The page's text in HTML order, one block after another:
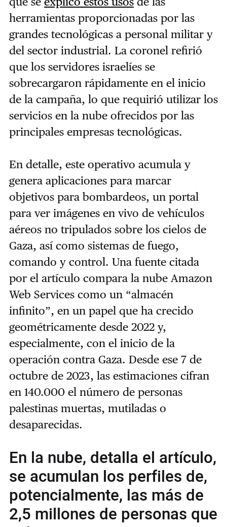
herramientas proporcionadas por las
grandes tecnológicas a personal militar y
del sector industrial. La coronel refirió
que los servidores israelíes se
sobrecargaron rápidamente en el inicio
de la campaña, lo que requirió utilizar los
servicios en la nube ofrecidos por las
principales empresas tecnológicas.
En detalle, este operativo acumula y
genera aplicaciones para marcar
objetivos para bombardeos, un portal
para ver imágenes en vivo de vehículos
aéreos no tripulados sobre los cielos de
Gaza, así como sistemas de fuego,
comando y control. Una fuente citada
por el artículo compara la nube Amazon
Web Services como un “almacén
infinito”, en un papel que ha crecido
geométricamente desde 2022 y,
especialmente, con el inicio de la
operación contra Gaza. Desde ese 7 de
octubre de 2023, las estimaciones cifran
en 140.000 el número de personas
palestinas muertas, mutiladas o
desaparecidas.
En la nube, detalla el artículo,
se acumulan los perfiles de,
potencialmente, las más de
2,5 millones de personas que